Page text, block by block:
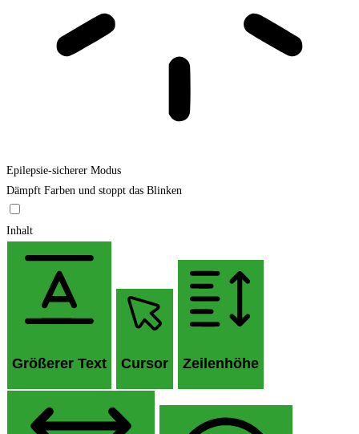
Epilepsie-sicherer Modus
Dämpft Farben und stoppt das Blinken
Inhalt
Größerer Text Cursor Zeilenhöhe